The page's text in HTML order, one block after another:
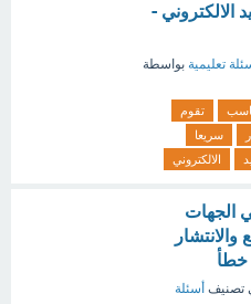
الالكتروني -
تعليمية بواسطة
تقوم
سريعا
الالكتروني
الجهات
تصنيف أسئلة